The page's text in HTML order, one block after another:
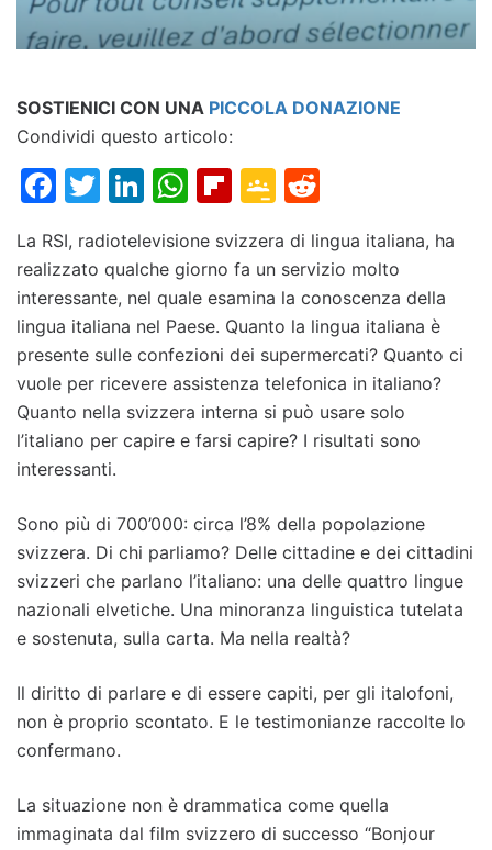
SOSTIENICI CON UNA PICCOLA DONAZIONE
Condividi questo articolo:
Facebook
Twitter
LinkedIn
WhatsApp
Flipboard
Google
La RSI, radiotelevisione svizzera di lingua italiana, ha
realizzato qualche giorno fa un servizio molto
interessante, nel quale esamina la conoscenza della
lingua italiana nel Paese. Quanto la lingua italiana è
presente sulle confezioni dei supermercati? Quanto ci
vuole per ricevere assistenza telefonica in italiano?
Quanto nella svizzera interna si può usare solo
l’italiano per capire e farsi capire? I risultati sono
interessanti.
Sono più di 700’000: circa l’8% della popolazione
svizzera. Di chi parliamo? Delle cittadine e dei cittadini
svizzeri che parlano l’italiano: una delle quattro lingue
nazionali elvetiche. Una minoranza linguistica tutelata
e sostenuta, sulla carta. Ma nella realtà?
Il diritto di parlare e di essere capiti, per gli italofoni,
non è proprio scontato. E le testimonianze raccolte lo
confermano.
La situazione non è drammatica come quella
immaginata dal film svizzero di successo “Bonjour